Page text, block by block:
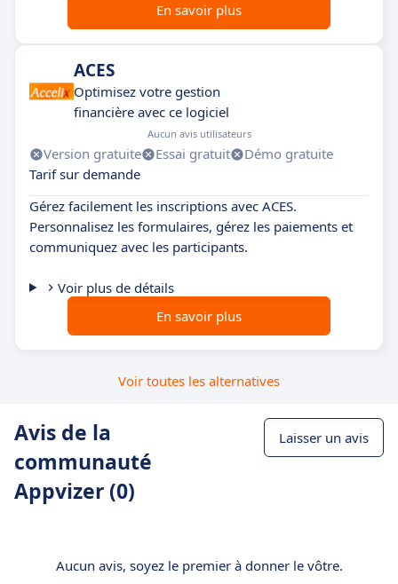
En savoir plus
ACES
Optimisez votre gestion
financière avec ce logiciel
Aucun avis utilisateurs
Version gratuite Essai gratuit
Démo gratuite
Tarif sur demande
Gérez facilement les inscriptions avec ACES.
Personnalisez les formulaires, gérez les paiements et
communiquez avec les participants.
Voir plus de détails
En savoir plus
Voir toutes les alternatives
Avis de la
communauté
Appvizer (0)
Laisser un avis
Aucun avis, soyez le premier à donner le vôtre.